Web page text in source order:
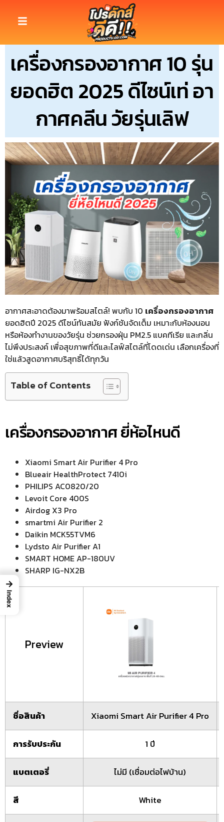
เครื่องกรองอากาศ 10 รุ่น
ยอดฮิต 2025 ดีไซน์เท่ อา
กาศคลีน วัยรุ่นเลิฟ
อากาศสะอาดต้องมาพร้อมสไตล์! พบกับ 10 เครื่องกรองอากาศ
ยอดฮิตปี 2025 ดีไซน์ทันสมัย ฟังก์ชันจัดเต็ม เหมาะกับห้องนอน
หรือห้องทำงานของวัยรุ่น ช่วยกรองฝุ่น PM2.5 แบคทีเรีย และกลิ่น
ไม่พึงประสงค์ เพื่อสุขภาพที่ดีและไลฟ์สไตล์ที่โดดเด่น เลือกเครื่องที่
ใช่แล้วสูดอากาศบริสุทธิ์ได้ทุกวัน
Table of Contents
เครื่องกรองอากาศ ยี่ห้อไหนดี
Xiaomi Smart Air Purifier 4 Pro
Blueair HealthProtect 7410i
PHILIPS AC0820/20
Levoit Core 400S
Airdog X3 Pro
smartmi Air Purifier 2
Daikin MCK55TVM6
Lydsto Air Purifier A1
SMART HOME AP-180UV
SHARP IG-NX2B
Preview
ชื่อสินค้า Xiaomi Smart Air Purifier 4 Pro
การรับประกัน 1 ปี
แบตเตอรี่ ไม่มี (เชื่อมต่อไฟบ้าน)
สี White
→
Index